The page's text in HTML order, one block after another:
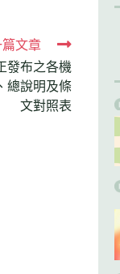
文章
發布之各機
總說明及條
文對照表